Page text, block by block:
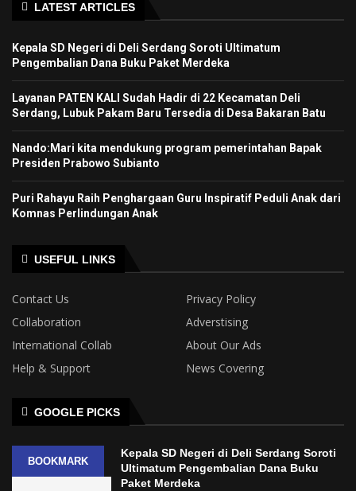
LATEST ARTICLES
Kepala SD Negeri di Deli Serdang Soroti Ultimatum
Pengembalian Dana Buku Paket Merdeka
Layanan PATEN KALI Sudah Hadir di 22 Kecamatan Deli
Serdang, Lubuk Pakam Baru Tersedia di Desa Bakaran Batu
Nando:Mari kita mendukung program pemerintahan Bapak
Presiden Prabowo Subianto
Puri Rahayu Raih Penghargaan Guru Inspiratif Peduli Anak dari
Komnas Perlindungan Anak
USEFUL LINKS
Contact Us
Privacy Policy
Collaboration
Adverstising
International Collab
About Our Ads
Help & Support
News Covering
GOOGLE PICKS
BOOKMARK
Kepala SD Negeri di Deli Serdang Soroti
Ultimatum Pengembalian Dana Buku
Paket Merdeka